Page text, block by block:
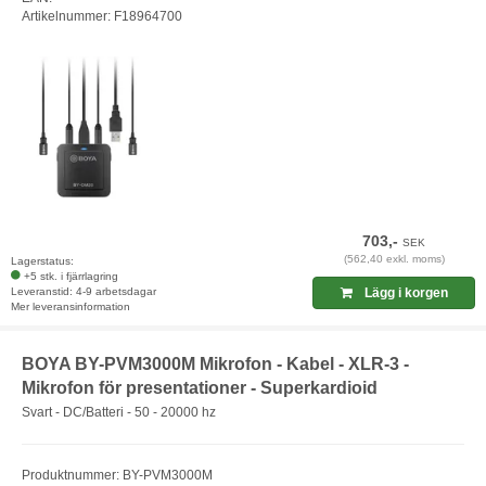
Artikelnummer: F18964700
Lagerstatus:
+5 stk. i fjärrlagring
Leveranstid: 4-9 arbetsdagar
Mer leveransinformation
703,-SEK
(562,40 exkl. moms)
Lägg i korgen
BOYA BY-PVM3000M Mikrofon - Kabel - XLR-3 -
Mikrofon för presentationer - Superkardioid
Svart - DC/Batteri - 50 - 20000 hz
Produktnummer: BY-PVM3000M